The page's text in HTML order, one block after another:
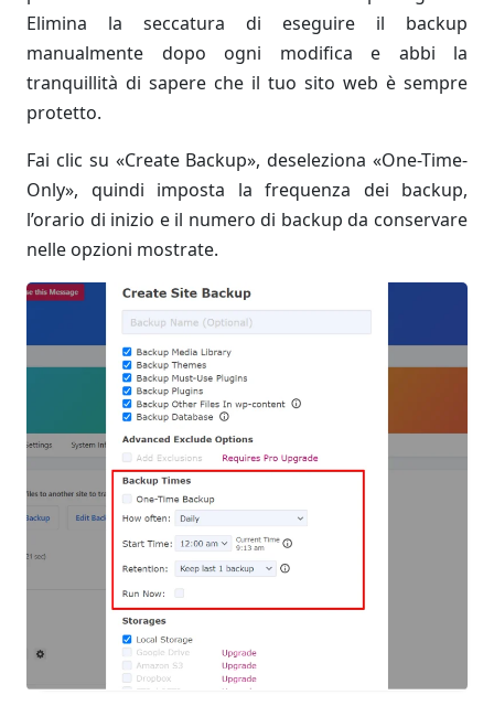
Elimina la seccatura di eseguire il backup
manualmente dopo ogni modifica e abbi la
tranquillità di sapere che il tuo sito web è sempre
protetto.
Fai clic su «Create Backup», deseleziona «One-Time-
Only», quindi imposta la frequenza dei backup,
l’orario di inizio e il numero di backup da conservare
nelle opzioni mostrate.